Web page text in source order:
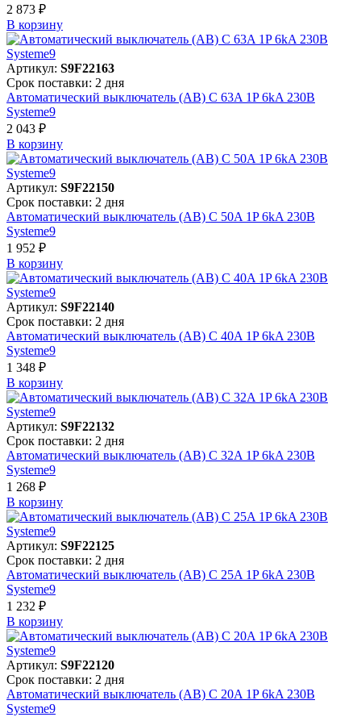
2 873 ₽
В корзинy
Артикул: S9F22163
Срок поставки: 2 дня
Автоматический выключатель (АВ) C 63A 1P 6kA 230В
Systeme9
2 043 ₽
В корзинy
Артикул: S9F22150
Срок поставки: 2 дня
Автоматический выключатель (АВ) C 50A 1P 6kA 230В
Systeme9
1 952 ₽
В корзинy
Артикул: S9F22140
Срок поставки: 2 дня
Автоматический выключатель (АВ) C 40A 1P 6kA 230В
Systeme9
1 348 ₽
В корзинy
Артикул: S9F22132
Срок поставки: 2 дня
Автоматический выключатель (АВ) C 32A 1P 6kA 230В
Systeme9
1 268 ₽
В корзинy
Артикул: S9F22125
Срок поставки: 2 дня
Автоматический выключатель (АВ) C 25A 1P 6kA 230В
Systeme9
1 232 ₽
В корзинy
Артикул: S9F22120
Срок поставки: 2 дня
Автоматический выключатель (АВ) C 20A 1P 6kA 230В
Systeme9